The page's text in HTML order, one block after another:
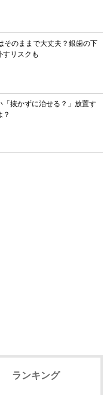
そのままで大丈夫？銀歯の下
すリスクも
「抜かずに治せる？」放置す
ランキング